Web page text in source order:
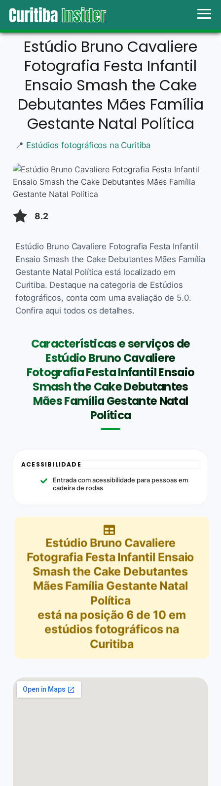
Estúdio Bruno Cavaliere
Fotografia Festa Infantil
Ensaio Smash the Cake
Debutantes Mães Família
Gestante Natal Política
📍 Estúdios fotográficos na Curitiba
8.2
Estúdio Bruno Cavaliere Fotografia Festa Infantil
Ensaio Smash the Cake Debutantes Mães Família
Gestante Natal Política está localizado em
Curitiba. Destaque na categoria de Estúdios
fotográficos, conta com uma avaliação de 5.0.
Confira aqui todos os detalhes.
Características e serviços de
Estúdio Bruno Cavaliere
Fotografia Festa Infantil Ensaio
Smash the Cake Debutantes
Mães Família Gestante Natal
Política
ACESSIBILIDADE
Entrada com acessibilidade para pessoas em
cadeira de rodas
Estúdio Bruno Cavaliere
Fotografia Festa Infantil Ensaio
Smash the Cake Debutantes
Mães Família Gestante Natal
Política
está na posição 6 de 10 em
estúdios fotográficos na
Curitiba